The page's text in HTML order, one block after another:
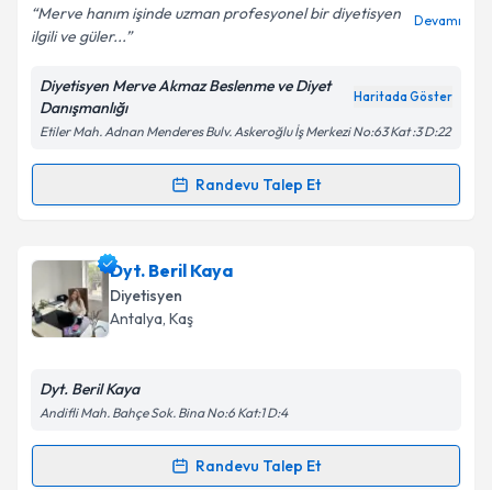
Kişisel verilerimin işlenmesine ilişkin
Aydınlatma
Metni
kapsamda işlenmesini kabul ediyorum.
Takvim Talebini Gönder
Merve hanım işinde uzman profesyonel bir diyetisyen
ilgili ve güler...
Devamı
Diyetisyen Merve Akmaz Beslenme ve Diyet
Danışmanlığı
Haritada Göster
Etiler Mah. Adnan Menderes Bulv. Askeroğlu İş Merkezi No:63 Kat :3 D:22
Randevu Talep Et
Randevu Takvimi Talebi
Dyt. Merve Akmaziçin randevu takvimi talebi
oluşturun. Size bu uzmandan randevu almanız için bir
takvim hazırlandığında e-posta ile bilgilendireceğiz.
Kişisel verilerimin işlenmesine ilişkin
Dyt. Beril Kaya
Diyetisyen
Antalya, Kaş
Dyt. Beril Kaya
Andifli Mah. Bahçe Sok. Bina No:6 Kat:1 D:4
Randevu Talep Et
Randevu Takvimi Talebi